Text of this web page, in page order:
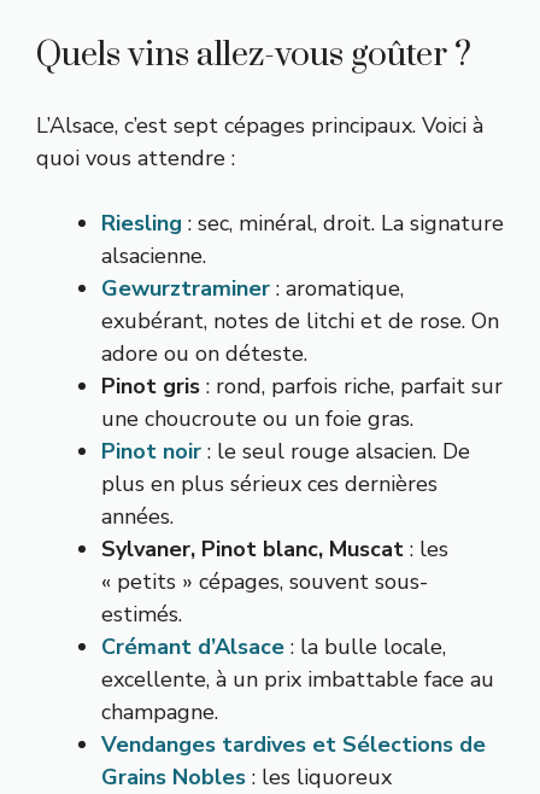
Quels vins allez-vous goûter ?
L’Alsace, c’est sept cépages principaux. Voici à
quoi vous attendre :
Riesling : sec, minéral, droit. La signature
alsacienne.
Gewurztraminer : aromatique,
exubérant, notes de litchi et de rose. On
adore ou on déteste.
Pinot gris : rond, parfois riche, parfait sur
une choucroute ou un foie gras.
Pinot noir : le seul rouge alsacien. De
plus en plus sérieux ces dernières
années.
Sylvaner, Pinot blanc, Muscat : les
« petits » cépages, souvent sous-
estimés.
Crémant d’Alsace : la bulle locale,
excellente, à un prix imbattable face au
champagne.
Vendanges tardives et Sélections de
Grains Nobles : les liquoreux